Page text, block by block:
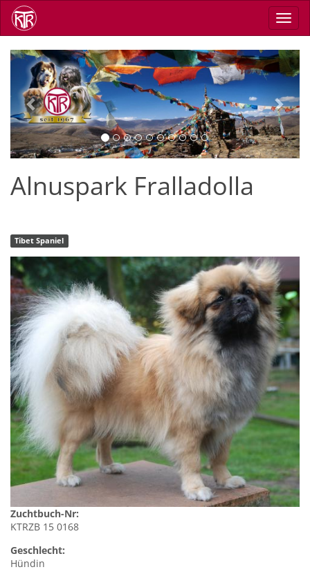
Direkt
zum
Inhalt
Previous Next
Alnuspark Fralladolla
Tibet Spaniel
Zuchtbuch-Nr:
KTRZB 15 0168
Geschlecht:
Hündin